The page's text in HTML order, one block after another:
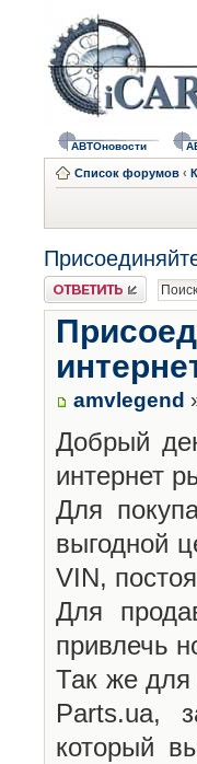
АВТОновости
Список форумов ‹
Ответить
amvlegend
Добрый
интернет
Для
выгодной
VIN,
Для
привлечь
Так же для
Parts.ua,
который